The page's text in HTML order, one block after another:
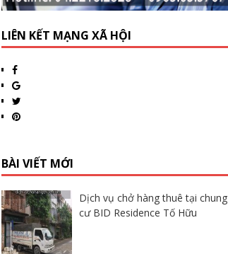
LIÊN KẾT MẠNG XÃ HỘI
BÀI VIẾT MỚI
Dịch vụ chở hàng thuê tại chung
cư BID Residence Tố Hữu